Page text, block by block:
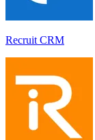
Recruit CRM